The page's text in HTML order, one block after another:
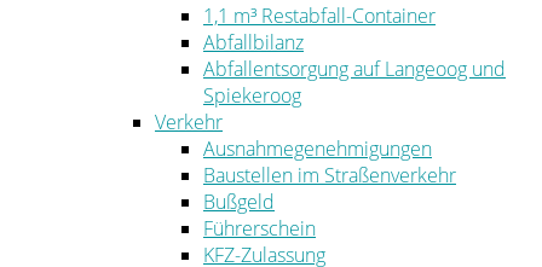
1,1 m³ Restabfall-Container
Abfallbilanz
Abfallentsorgung auf Langeoog und
Spiekeroog
Verkehr
Ausnahmegenehmigungen
Baustellen im Straßenverkehr
Bußgeld
Führerschein
KFZ-Zulassung